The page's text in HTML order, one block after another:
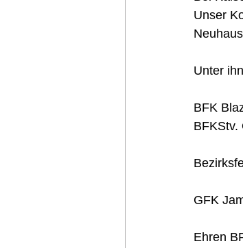
Unser
Unter
BFK
BFKStv.
GFK
Ehren